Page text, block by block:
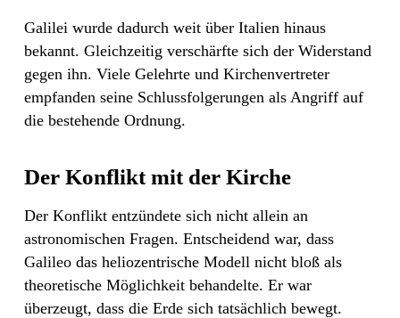
Galilei wurde dadurch weit über Italien hinaus
bekannt. Gleichzeitig verschärfte sich der Widerstand
gegen ihn. Viele Gelehrte und Kirchenvertreter
empfanden seine Schlussfolgerungen als Angriff auf
die bestehende Ordnung.
Der Konflikt mit der Kirche
Der Konflikt entzündete sich nicht allein an
astronomischen Fragen. Entscheidend war, dass
Galileo das heliozentrische Modell nicht bloß als
theoretische Möglichkeit behandelte. Er war
überzeugt, dass die Erde sich tatsächlich bewegt.